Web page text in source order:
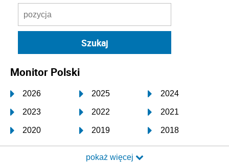
Monitor Polski
2026 2025 2024
2023 2022 2021
2020 2019 2018
2017 2016 2015
pokaż więcej